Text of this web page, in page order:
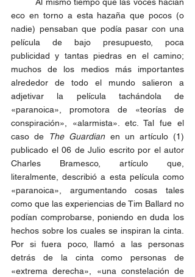
eco en torno a esta hazaña que pocos (o
nadie) pensaban que podía pasar con una
película de bajo presupuesto, poca
publicidad y tantas piedras en el camino;
muchos de los medios más importantes
alrededor de todo el mundo salieron a
adjetivar la película tachándola de
«paranoica», promotora de «teorías de
conspiración», «alarmista». etc. Tal fue el
caso de
The Guardian en un artículo (1)
publicado el 06 de Julio escrito por el autor
Charles Bramesco, artículo que,
literalmente, describió a esta película como
«paranoica», argumentando cosas tales
como que las experiencias de Tim Ballard no
podían comprobarse, poniendo en duda los
hechos sobre los cuales se inspiran la cinta.
Por si fuera poco, llamó a las personas
detrás de la cinta como personas de
«extrema derecha», «una constelación de